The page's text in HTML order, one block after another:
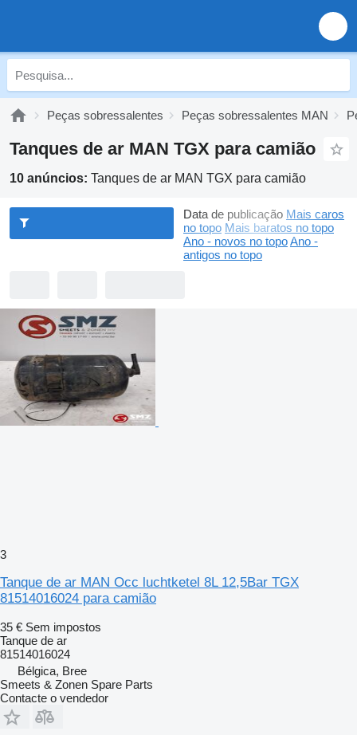
Peças sobressalentes Peças sobressalentes MAN
Tanques de ar MAN TGX para camião
10 anúncios: Tanques de ar MAN TGX para camião
Data de publicação Mais caros
no topo Mais baratos no topo
Ano - novos no topoAno -
antigos no topo
3
Tanque de ar MAN Occ luchtketel 8L 12,5Bar TGX
81514016024 para camião
35 € Sem impostos
Tanque de ar
81514016024
Bélgica, Bree
Smeets & Zonen Spare Parts
Contacte o vendedor